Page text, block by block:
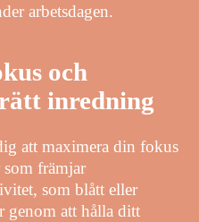
arbetsdagen.
och
inredning
att maximera din fokus
främjar
som blått eller
genom att hålla ditt